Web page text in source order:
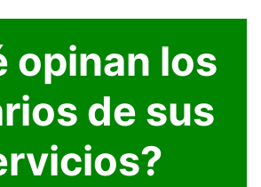
opinan los
de sus